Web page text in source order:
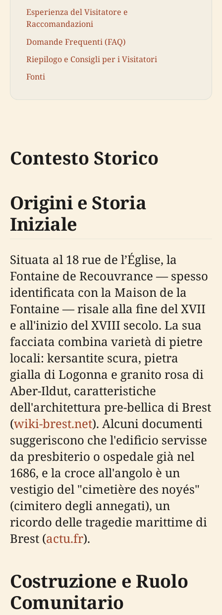
Esperienza del Visitatore e
Raccomandazioni
Domande Frequenti (FAQ)
Riepilogo e Consigli per i Visitatori
Fonti
Contesto Storico
Origini e Storia
Iniziale
Situata al 18 rue de l’Église, la
Fontaine de Recouvrance — spesso
identificata con la Maison de la
Fontaine — risale alla fine del XVII
e all'inizio del XVIII secolo. La sua
facciata combina varietà di pietre
locali: kersantite scura, pietra
gialla di Logonna e granito rosa di
Aber-Ildut, caratteristiche
dell'architettura pre-bellica di Brest
(wiki-brest.net). Alcuni documenti
suggeriscono che l'edificio servisse
da presbiterio o ospedale già nel
1686, e la croce all'angolo è un
vestigio del "cimetière des noyés"
(cimitero degli annegati), un
ricordo delle tragedie marittime di
Brest (actu.fr).
Costruzione e Ruolo
Comunitario